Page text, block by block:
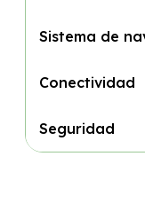
Sistema de
Conectividad
Seguridad